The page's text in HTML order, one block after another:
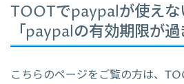
TOOTでpaypalが使えな
「paypalの有効期限が過
こちらのページをご覧の方は、